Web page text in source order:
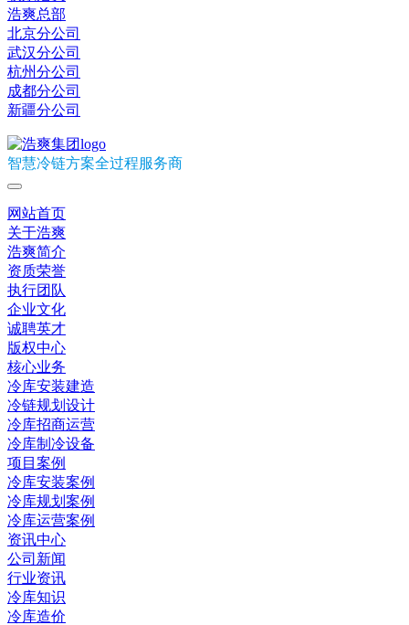
浩爽总部
北京分公司
武汉分公司
杭州分公司
成都分公司
新疆分公司
智慧冷链方案全过程服务商
网站首页
关于浩爽
浩爽简介
资质荣誉
执行团队
企业文化
诚聘英才
版权中心
核心业务
冷库安装建造
冷链规划设计
冷库招商运营
冷库制冷设备
项目案例
冷库安装案例
冷库规划案例
冷库运营案例
资讯中心
公司新闻
行业资讯
冷库知识
冷库造价